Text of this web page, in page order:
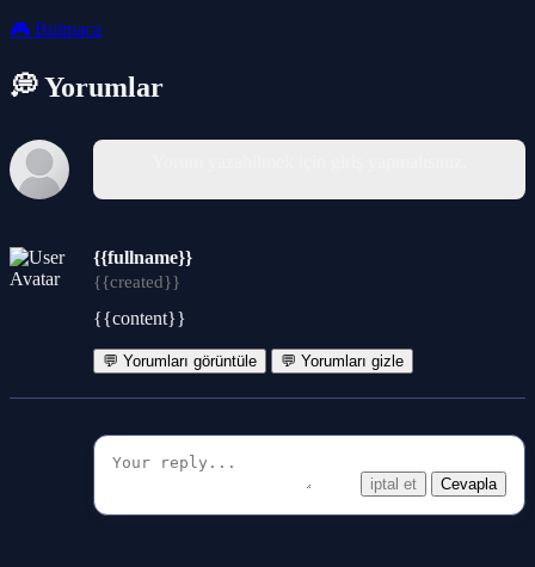
🎮 Bulmaca
💭 Yorumlar
{{fullname}}
{{created}}
{{content}}
💬 Yorumları görüntüle 💬 Yorumları gizle
iptal et Cevapla